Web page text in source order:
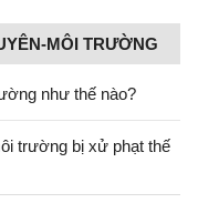
MÔI TRƯỜNG
như thế nào?
trường bị xử phạt thế